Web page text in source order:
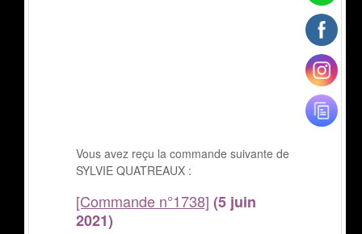
Vous avez reçu la commande suivante de
SYLVIE QUATREAUX :
[Commande n°1738] (5 juin
2021)